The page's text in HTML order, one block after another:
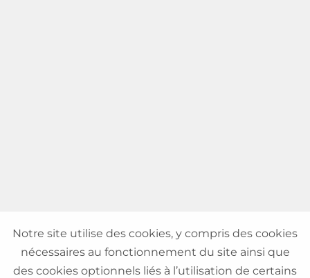
Notre site utilise des cookies, y compris des cookies
nécessaires au fonctionnement du site ainsi que
des cookies optionnels liés à l’utilisation de certains